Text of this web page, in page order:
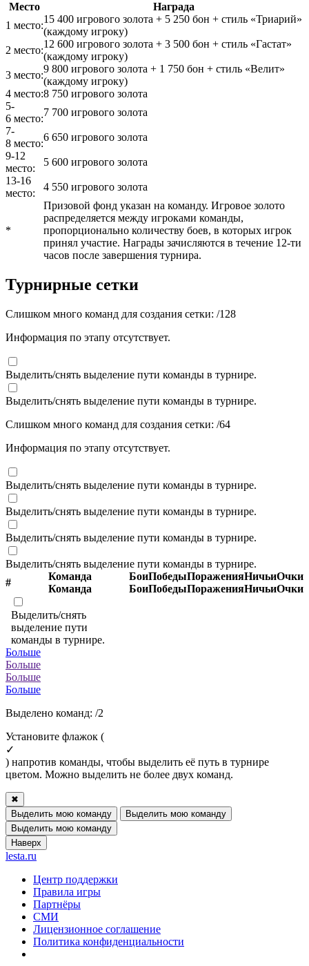
Место
Награда
1 место:
15 400 игрового золота + 5 250 бон + стиль «Триарий»
(каждому игроку)
2 место:
12 600 игрового золота + 3 500 бон + стиль «Гастат»
(каждому игроку)
3 место:
9 800 игрового золота + 1 750 бон + стиль «Велит»
(каждому игроку)
4 место:8 750 игрового золота
5-
6 место:
7 700 игрового золота
7-
8 место:
6 650 игрового золота
9-12
место:
5 600 игрового золота
13-16
место:
4 550 игрового золота
*
Призовой фонд указан на команду. Игровое золото
распределяется между игроками команды,
пропорционально количеству боев, в которых игрок
принял участие. Награды зачисляются в течение 12-ти
часов после завершения турнира.
Турнирные сетки
Слишком много команд для создания сетки: /128
Информация по этапу отсутствует.
Выделить/снять выделение пути команды в турнире.
Выделить/снять выделение пути команды в турнире.
Слишком много команд для создания сетки: /64
Информация по этапу отсутствует.
Выделить/снять выделение пути команды в турнире.
Выделить/снять выделение пути команды в турнире.
Выделить/снять выделение пути команды в турнире.
Выделить/снять выделение пути команды в турнире.
#
Команда
Команда
Бои
Бои
Победы
Победы
Поражения
Поражения
Ничьи
Ничьи
Очки
Очки
Выделить/снять
выделение пути
команды в турнире.
Больше
Больше
Больше
Больше
Выделено команд: /2
Установите флажок (
✓
) напротив команды, чтобы выделить её путь в турнире
цветом. Можно выделить не более двух команд.
✖
Выделить мою команду
Выделить мою команду
Выделить мою команду
Наверх
lesta.ru
Центр поддержки
Правила игры
Партнёры
СМИ
Лицензионное соглашение
Политика конфиденциальности